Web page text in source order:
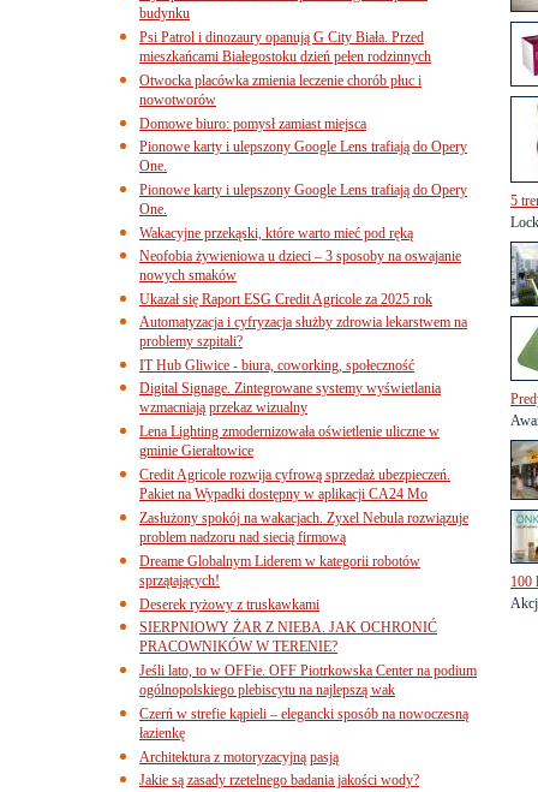
5
100
budynku
Psi Patrol i dinozaury opanują G City Biała. Przed
mieszkańcami Białegostoku dzień pełen rodzinnych
Otwocka placówka zmienia leczenie chorób płuc i
nowotworów
Domowe biuro: pomysł zamiast miejsca
Pionowe karty i ulepszony Google Lens trafiają do Opery
One.
Pionowe karty i ulepszony Google Lens trafiają do Opery
One.
Wakacyjne przekąski, które warto mieć pod ręką
Neofobia żywieniowa u dzieci – 3 sposoby na oswajanie
nowych smaków
Ukazał się Raport ESG Credit Agricole za 2025 rok
Automatyzacja i cyfryzacja służby zdrowia lekarstwem na
problemy szpitali?
IT Hub Gliwice - biura, coworking, społeczność
Digital Signage. Zintegrowane systemy wyświetlania
wzmacniają przekaz wizualny
Lena Lighting zmodernizowała oświetlenie uliczne w
gminie Gierałtowice
Credit Agricole rozwija cyfrową sprzedaż ubezpieczeń.
Pakiet na Wypadki dostępny w aplikacji CA24 Mo
Zasłużony spokój na wakacjach. Zyxel Nebula rozwiązuje
problem nadzoru nad siecią firmową
Dreame Globalnym Liderem w kategorii robotów
sprzątających!
Deserek ryżowy z truskawkami
SIERPNIOWY ŻAR Z NIEBA. JAK OCHRONIĆ
PRACOWNIKÓW W TERENIE?
Jeśli lato, to w OFFie. OFF Piotrkowska Center na podium
ogólnopolskiego plebiscytu na najlepszą wak
Czerń w strefie kąpieli – elegancki sposób na nowoczesną
łazienkę
Architektura z motoryzacyjną pasją
Jakie są zasady rzetelnego badania jakości wody?